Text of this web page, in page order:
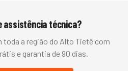
assistência técnica?
toda a região do Alto Tietêcom
e garantia de 90 dias.